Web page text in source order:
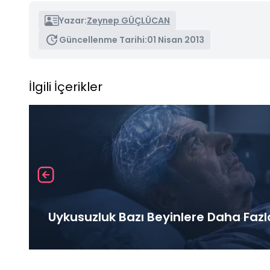
Yazar:Zeynep GÜÇLÜCAN
Güncellenme Tarihi:01 Nisan 2013
İlgili İçerikler
Uykusuzluk Bazı Beyinlere Daha